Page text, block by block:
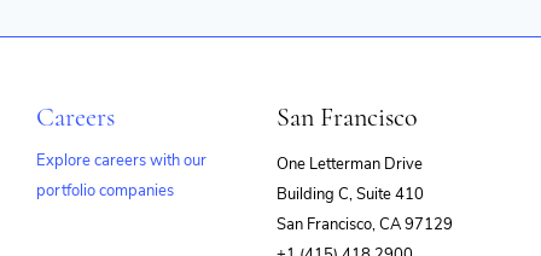
Careers
Explore careers with our
portfolio companies
San Francisco
One Letterman Drive
Building C, Suite 410
San Francisco, CA 97129